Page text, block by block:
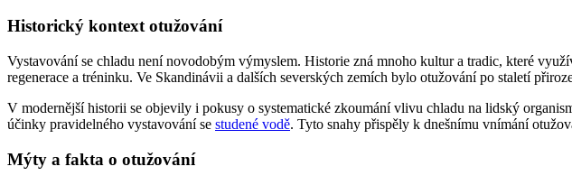
Historický kontext otužování
Vystavování se chladu není novodobým výmyslem. Historie zná mnoho kultur a tradic, které
regenerace a tréninku. Ve Skandinávii a dalších severských zemích bylo otužování po staletí
V modernější historii se objevily i pokusy o systematické zkoumání vlivu chladu na lidský
účinky pravidelného vystavování se studené vodě. Tyto snahy přispěly k dnešnímu vnímání
Mýty a fakta o otužování